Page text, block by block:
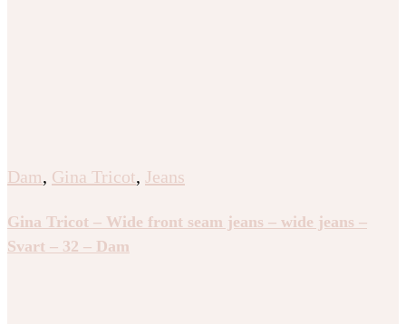
Dam, Gina Tricot, Jeans
Gina Tricot – Wide front seam jeans – wide jeans –
Svart – 32 – Dam